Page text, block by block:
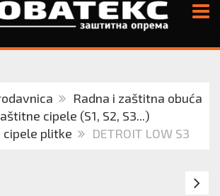
Radna i zaštitna obuća
cipele (S1, S2, S3...)
cipele plitke
DETROIT LOW S3